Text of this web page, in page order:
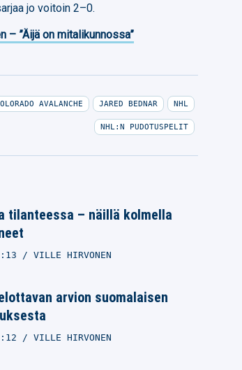
jo voitoin 2–0.
– ”Äijä on mitalikunnossa”
AVALANCHE JARED BEDNAR NHL
NHL:N PUDOTUSPELIT
tilanteessa – näillä kolmella
VILLE HIRVONEN
arvion suomalaisen
VILLE HIRVONEN